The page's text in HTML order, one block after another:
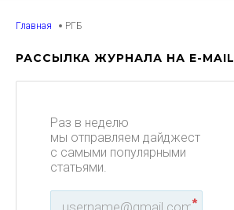
Главная РГБ
РАССЫЛКА ЖУРНАЛА НА E-MAIL
Раз в неделю
мы отправляем дайджест
с самыми популярными
статьями.
*